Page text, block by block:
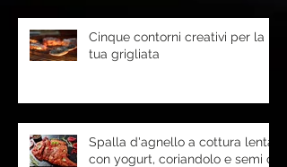
Cinque contorni creativi per la
tua grigliata
Spalla d'agnello a cottura lenta
con yogurt, coriandolo e semi di